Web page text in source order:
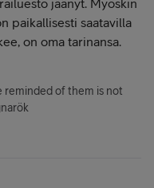
jäänyt. Myöskin
paikallisesti saatavilla
on oma tarinansa.
reminded of them is not